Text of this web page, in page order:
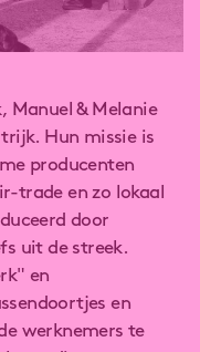
Manuel & Melanie
Hun missie is
producenten
trade en zo lokaal
door
uit de streek.
en
en
werknemers te